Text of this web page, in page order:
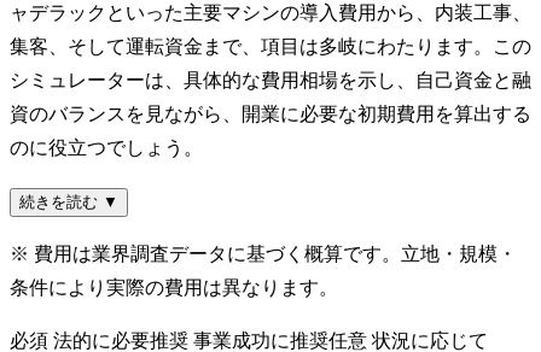
ャデラックといった主要マシンの導入費用から、内装工事、
集客、そして運転資金まで、項目は多岐にわたります。この
シミュレーターは、具体的な費用相場を示し、自己資金と融
資のバランスを見ながら、開業に必要な初期費用を算出する
のに役立つでしょう。
続きを読む ▼
※ 費用は業界調査データに基づく概算です。立地・規模・
条件により実際の費用は異なります。
必須 法的に必要推奨 事業成功に推奨任意 状況に応じて